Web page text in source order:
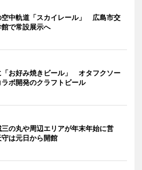
空中軌道「スカイレール」 広島市交
で常設展示へ
「お好み焼きビール」 オタフクソー
ラボ開発のクラフトビール
三の丸や周辺エリアが年末年始に営
は元日から開館